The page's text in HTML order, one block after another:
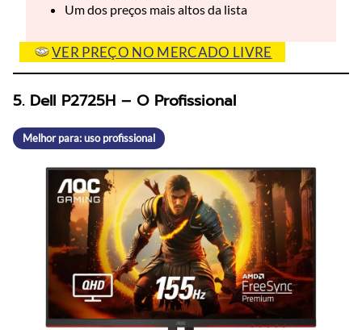
Um dos preços mais altos da lista
VER PREÇO NO MERCADO LIVRE
5. Dell P2725H – O Profissional
Melhor para: uso profissional